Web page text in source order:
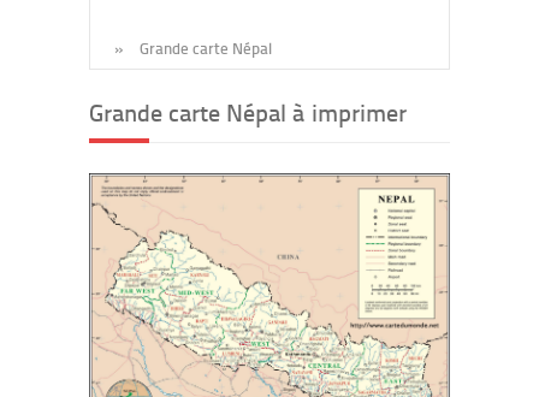
» Grande carte Népal
Grande carte Népal à imprimer